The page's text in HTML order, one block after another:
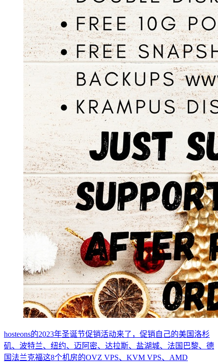
hosteons的2023年圣诞节促销活动来了，促销自己的美国洛杉
矶、波特兰、纽约、迈阿密、达拉斯、盐湖城、法国巴黎、德
国法兰克福这8个机房的OVZ VPS、KVM VPS、AMD